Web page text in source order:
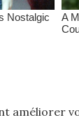
améliorer